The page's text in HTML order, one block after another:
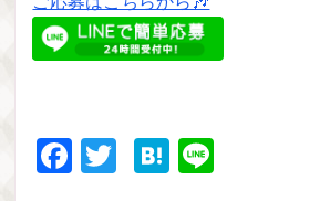
Facebook
TwitterHatena